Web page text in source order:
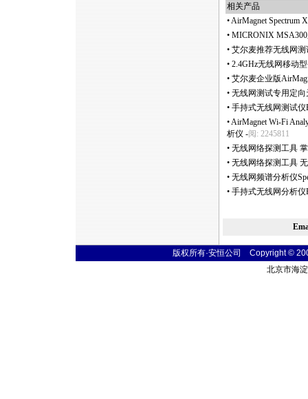
相关产品
•AirMagnet Spectrum
• MICRONIX
• 艾尔麦推荐无线网
• 2.4GHz无线网移动
• 艾尔麦企业版
• 无线网测试专用定
• 手持式无线网测试
•AirMagnet Wi-Fi
析仪 -阅: 2245811
• 无线网络探测工具
• 无线网络探测工具
• 无线网频谱分析仪
• 手持式无线网分析仪
版权所有·安恒公司 Copyright ©
北京市海